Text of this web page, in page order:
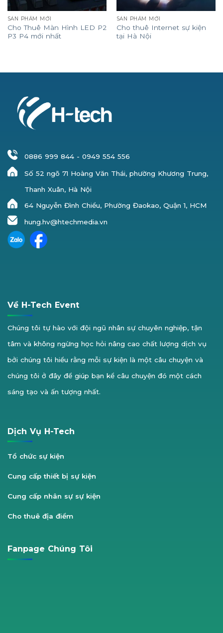
SẢN PHẨM MỚI
Cho Thuê Màn Hình LED P2
P3 P4 mới nhất
SẢN PHẨM MỚI
Cho thuê Internet sự kiện
tại Hà Nội
0886 999 844- 0949 554 556
Số 52 ngõ 71 Hoàng Văn Thái, phường Khương Trung,
Thanh Xuân, Hà Nội
64 Nguyễn Đình Chiểu, Phường Đaokao, Quận 1, HCM
hung.hv@htechmedia.vn
Về H-Tech Event
Chúng tôi tự hào với đội ngũ nhân sự chuyên nghiệp, tận
tâm và không ngừng học hỏi nâng cao chất lượng dịch vụ
bởi chúng tôi hiểu rằng mỗi sự kiện là một câu chuyện và
chúng tôi ở đây để giúp bạn kể câu chuyện đó một cách
sáng tạo và ấn tượng nhất.
Dịch Vụ H-Tech
Tổ chức sự kiện
Cung cấp thiết bị sự kiện
Cung cấp nhân sự sự kiện
Cho thuê địa điểm
Fanpage Chúng Tôi